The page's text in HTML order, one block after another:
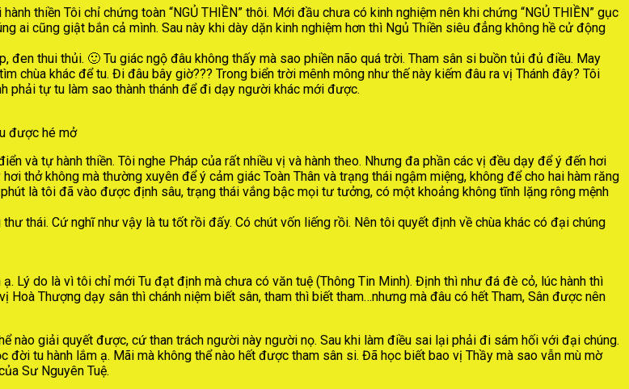
thiền Tôi chỉ chứng toàn “NGỦ THIỀN” thôi. Mới đầu chưa có kinh nghiệm nên khi chứng “NGỦ THIỀN” gục
ai cũng giật bắn cả mình. Sau này khi dày dặn kinh nghiệm hơn thì Ngủ Thiền siêu đẳng không hề cử động
thui thủi. 🙂 Tu giác ngộ đâu không thấy mà sao phiền não quá trời. Tham sân si buồn tủi đủ điều. May
chùa khác để tu. Đi đâu bây giờ??? Trong biển trời mênh mông như thế này kiếm đâu ra vị Thánh đây? Tôi
phải tự tu làm sao thành thánh để đi dạy người khác mới được.
được hé mở
và tự hành thiền. Tôi nghe Pháp của rất nhiều vị và hành theo. Nhưng đa phần các vị đều dạy để ý đến hơi
thở không mà thường xuyên để ý cảm giác Toàn Thân và trạng thái ngậm miệng, không để cho hai hàm răng
là tôi đã vào được định sâu, trạng thái vắng bậc mọi tư tưởng, có một khoảng không tĩnh lặng rông mệnh
thái. Cứ nghĩ như vậy là tu tốt rồi đấy. Có chút vốn liếng rồi. Nên tôi quyết định về chùa khác có đại chúng
Lý do là vì tôi chỉ mới Tu đạt định mà chưa có văn tuệ (Thông Tin Minh). Định thì như đá đè cỏ, lúc hành thì
Thượng dạy sân thì chánh niệm biết sân, tham thì biết tham…nhưng mà đâu có hết Tham, Sân được nên
nào giải quyết được, cứ than trách người này người nọ. Sau khi làm điều sai lại phải đi sám hối với đại chúng.
tu hành lắm ạ. Mãi mà không thể nào hết được tham sân si. Đã học biết bao vị Thầy mà sao vẫn mù mờ
Sư Nguyên Tuệ.